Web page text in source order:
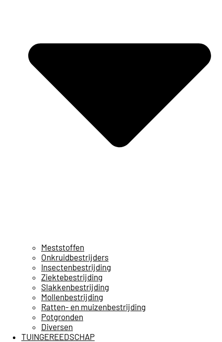
Meststoffen
Onkruidbestrijders
Insectenbestrijding
Ziektebestrijding
Slakkenbestrijding
Mollenbestrijding
Ratten- en muizenbestrijding
Potgronden
Diversen
TUINGEREEDSCHAP